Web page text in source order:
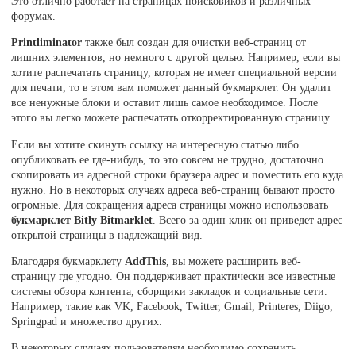
форумах.
Printliminator также был создан для очистки веб-страниц от
лишних элементов, но немного с другой целью. Например, если вы
хотите распечатать страницу, которая не имеет специальной версии
для печати, то в этом вам поможет данный букмарклет. Он удалит
все ненужные блоки и оставит лишь самое необходимое. После
этого вы легко можете распечатать откорректированную страницу.
Если вы хотите скинуть ссылку на интересную статью либо
опубликовать ее где-нибудь, то это совсем не трудно, достаточно
скопировать из адресной строки браузера адрес и поместить его куда
нужно. Но в некоторых случаях адреса веб-страниц бывают просто
огромные. Для сокращения адреса страницы можно использовать
букмарклет Bitly Bitmarklet . Всего за один клик он приведет адрес
открытой страницы в надлежащий вид.
Благодаря букмарклету AddThis , вы можете расширить веб-
страницу где угодно. Он поддерживает практически все известные
системы обзора контента, сборщики закладок и социальные сети.
Например, такие как VK, Facebook, Twitter, Gmail, Printeres, Diigo,
Springpad и множество других.